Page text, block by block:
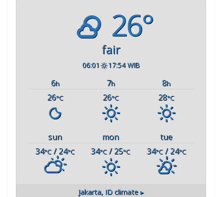
26°
fair
06:01 17:54 WIB
6h 7h 8h
26°C 26°C 28°C
sun mon
tue
34°C / 24°C 34°C / 25°C 34°C/ 24°C
Jakarta, ID climate ▸